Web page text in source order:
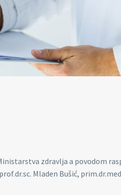
zdravlja a povodom
Mladen Bušić,